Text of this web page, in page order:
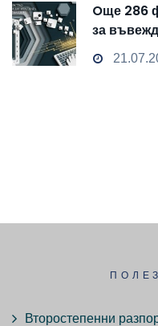
Oще 286
за
и
Второстепенни